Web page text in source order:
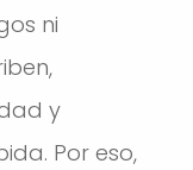
ni
y
Por eso,